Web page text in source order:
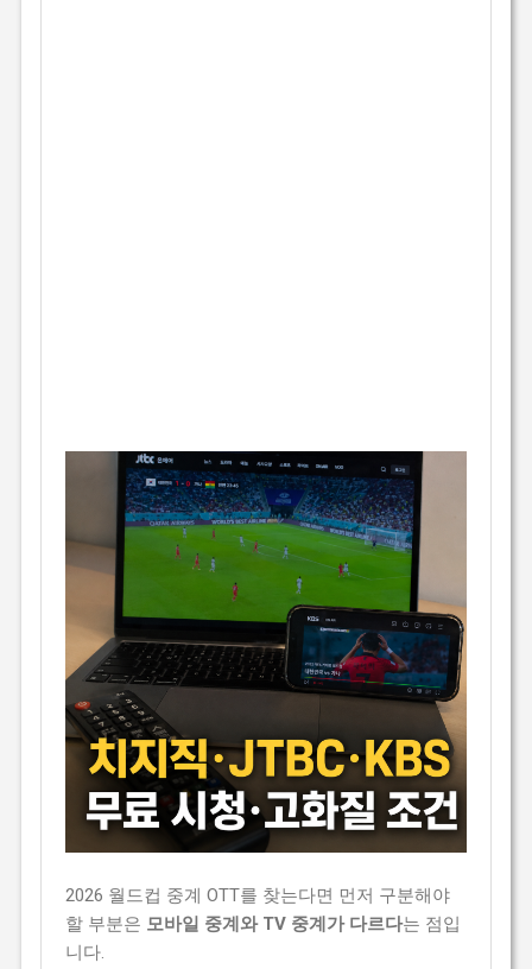
2026 월드컵 중계 OTT를 찾는다면 먼저 구분해야
할 부분은 모바일 중계와 TV 중계가 다르다는 점입
니다.